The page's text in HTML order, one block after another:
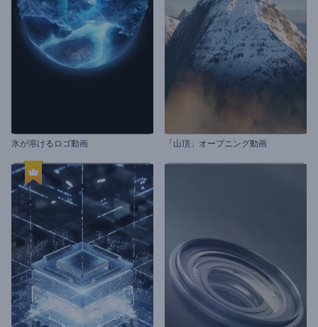
氷が溶けるロゴ動画 「山頂」オープニング動画